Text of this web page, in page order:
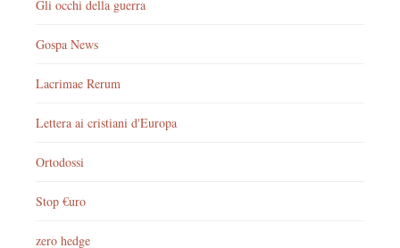
Gli occhi della guerra
Gospa News
Lacrimae Rerum
Lettera ai cristiani d'Europa
Ortodossi
Stop €uro
zero hedge